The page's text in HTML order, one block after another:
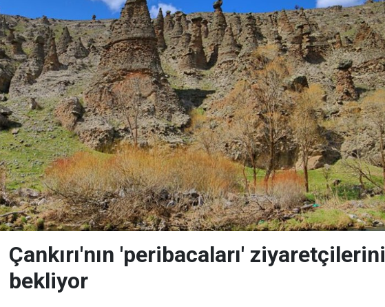
Çankırı'nın 'peribacaları' ziyaretçilerini
bekliyor